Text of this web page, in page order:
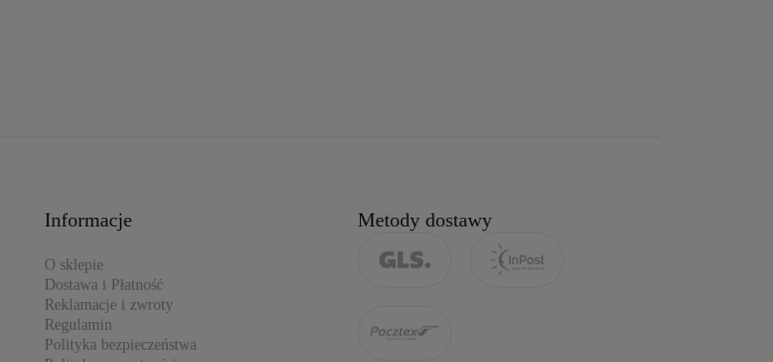
Informacje
O sklepie
Dostawa i Płatność
Reklamacje i zwroty
Regulamin
Polityka bezpieczeństwa
Metody dostawy